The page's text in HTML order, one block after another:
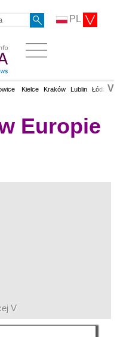
PL
Kielce Kraków Lublin Łódź V
Europie
V